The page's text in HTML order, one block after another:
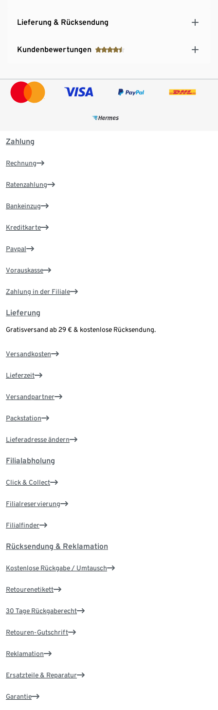
Lieferung & Rücksendung
Kundenbewertungen
Zahlung
Rechnung
Ratenzahlung
Bankeinzug
Kreditkarte
Paypal
Vorauskasse
Zahlung in der Filiale
Lieferung
Gratisversand ab 29 € & kostenlose Rücksendung.
Versandkosten
Lieferzeit
Versandpartner
Packstation
Lieferadresse ändern
Filialabholung
Click & Collect
Filialreservierung
Filialfinder
Rücksendung & Reklamation
Kostenlose Rückgabe / Umtausch
Retourenetikett
30 Tage Rückgaberecht
Retouren-Gutschrift
Reklamation
Ersatzteile & Reparatur
Garantie